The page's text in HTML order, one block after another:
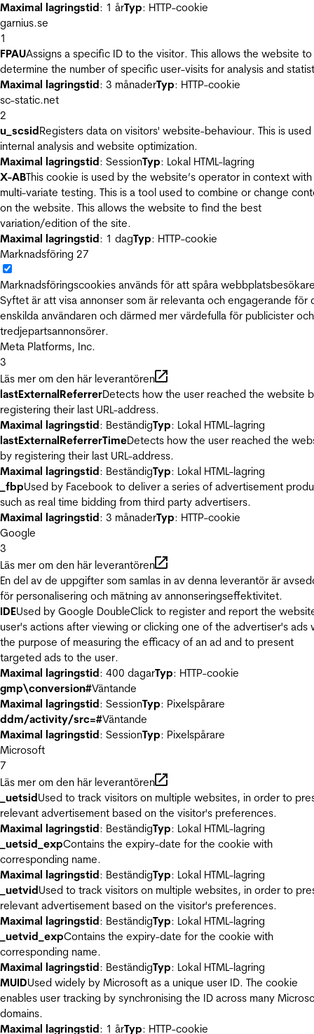
Maximal lagringstid: 1 årTyp: HTTP-cookie
garnius.se
1
FPAUAssigns a specific ID to the visitor. This allows the website to
determine the number of specific user-visits for analysis and
Maximal lagringstid: 3 månaderTyp: HTTP-cookie
sc-static.net
2
u_scsidRegisters data on visitors' website-behaviour. This is
internal analysis and website optimization.
Maximal lagringstid: SessionTyp: Lokal HTML-lagring
X-ABThis cookie is used by the website’s operator in context with
multi-variate testing. This is a tool used to combine or change
on the website. This allows the website to find the best
variation/edition of the site.
Maximal lagringstid: 1 dagTyp: HTTP-cookie
Marknadsföring 27
Marknadsföringscookies används för att spåra
Syftet är att visa annonser som är relevanta och engagerande för
enskilda användaren och därmed mer värdefulla för publicister och
tredjepartsannonsörer.
Meta Platforms, Inc.
3
Läs mer om den här leverantören
lastExternalReferrerDetects how the user reached the website
registering their last URL-address.
Maximal lagringstid: BeständigTyp: Lokal HTML-lagring
lastExternalReferrerTimeDetects how the user reached the
by registering their last URL-address.
Maximal lagringstid: BeständigTyp: Lokal HTML-lagring
_fbpUsed by Facebook to deliver a series of advertisement
such as real time bidding from third party advertisers.
Maximal lagringstid: 3 månaderTyp: HTTP-cookie
Google
3
Läs mer om den här leverantören
En del av de uppgifter som samlas in av denna leverantör är
för personalisering och mätning av annonseringseffektivitet.
IDEUsed by Google DoubleClick to register and report the
user's actions after viewing or clicking one of the advertiser's ads
the purpose of measuring the efficacy of an ad and to present
targeted ads to the user.
Maximal lagringstid: 400 dagarTyp: HTTP-cookie
gmp\conversion#Väntande
Maximal lagringstid: SessionTyp: Pixelspårare
ddm/activity/src=#Väntande
Maximal lagringstid: SessionTyp: Pixelspårare
Microsoft
7
Läs mer om den här leverantören
_uetsidUsed to track visitors on multiple websites, in order to
relevant advertisement based on the visitor's preferences.
Maximal lagringstid: BeständigTyp: Lokal HTML-lagring
_uetsid_expContains the expiry-date for the cookie with
corresponding name.
Maximal lagringstid: BeständigTyp: Lokal HTML-lagring
_uetvidUsed to track visitors on multiple websites, in order to
relevant advertisement based on the visitor's preferences.
Maximal lagringstid: BeständigTyp: Lokal HTML-lagring
_uetvid_expContains the expiry-date for the cookie with
corresponding name.
Maximal lagringstid: BeständigTyp: Lokal HTML-lagring
MUIDUsed widely by Microsoft as a unique user ID. The cookie
enables user tracking by synchronising the ID across many
domains.
Maximal lagringstid: 1 årTyp: HTTP-cookie